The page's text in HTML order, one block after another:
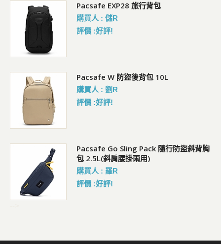
Pacsafe EXP28 旅行背包
購買人 : 儲R
評價 :好評!
Pacsafe W 防盜後背包 10L
購買人 : 劉R
評價 :好評!
Pacsafe Go Sling Pack 隨行防盜斜背胸
包 2.5L(斜肩腰掛兩用)
購買人 : 羅R
評價 :好評!